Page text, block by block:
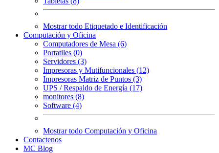
Mostrar todo Etiquetado e Identificación
Computación y Oficina
Computadores de Mesa (6)
Portatiles (0)
Servidores (3)
Impresoras y Mutifuncionales (12)
Impresoras Matriz de Puntos (3)
UPS / Respaldo de Energía (17)
monitores (8)
Software (4)
Mostrar todo Computación y Oficina
Contactenos
MC Blog